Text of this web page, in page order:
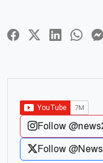
Follow
Follow